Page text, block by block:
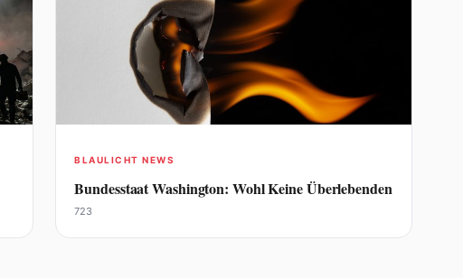
BLAULICHT NEWS
Bundesstaat Washington: Wohl Keine Überlebenden
723